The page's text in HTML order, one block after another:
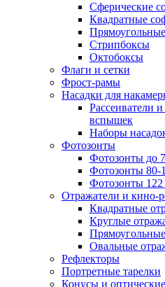
Сферические
Квадратные
Стрипбоксы
Октобоксы
Флаги и сетки
Фрост-рамы
Насадки для
Рассеиватели
вспышек
Наборы
Фотозонты
Фотозонты до
Фотозонты 80-
Фотозонты 122
Отражатели и кино-
Квадратные
Круглые
Овальные
Рефлекторы
Портретные тарелки
Конусы и